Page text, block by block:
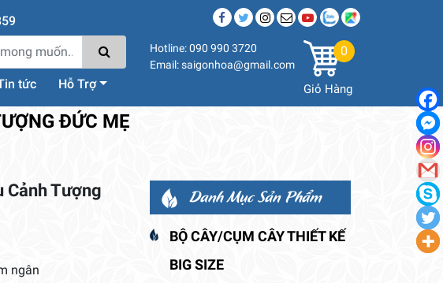
tức Hỗ Trợ
Hotline: 090 990 3720
Email: saigonhoa@gmail.com
0
Giỏ Hàng
ĐỨC MẸ
Cảnh Tượng
ngân
Danh Mục Sản Phẩm
BỘ CÂY/CỤM CÂY THIẾT KẾ
BIG SIZE